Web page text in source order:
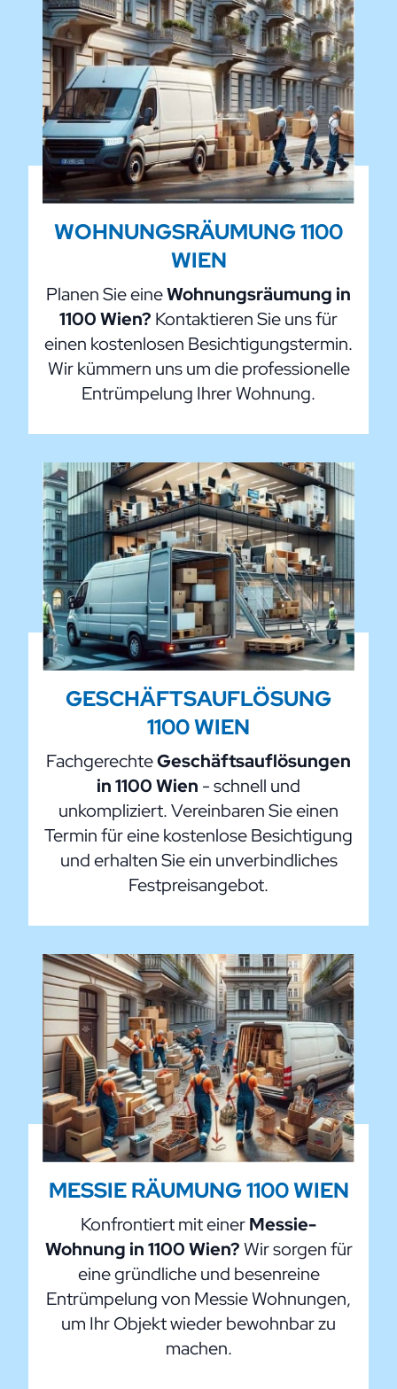
WOHNUNGSRÄUMUNG 1100
WIEN
Planen Sie eineWohnungsräumung in
1100 Wien? Kontaktieren Sie uns für
einen kostenlosen Besichtigungstermin.
Wir kümmern uns um die professionelle
Entrümpelung Ihrer Wohnung.
GESCHÄFTSAUFLÖSUNG
1100 WIEN
FachgerechteGeschäftsauflösungen
in 1100 Wien - schnell und
unkompliziert. Vereinbaren Sie einen
Termin für eine kostenlose Besichtigung
und erhalten Sie ein unverbindliches
Festpreisangebot.
MESSIE RÄUMUNG 1100 WIEN
Konfrontiert mit einerMessie-
Wohnung in 1100 Wien?Wir sorgen für
eine gründliche und besenreine
Entrümpelung von Messie Wohnungen,
um Ihr Objekt wieder bewohnbar zu
machen.